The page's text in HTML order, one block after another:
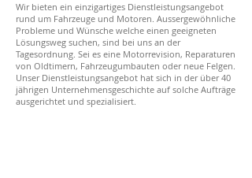
Wir bieten ein einzigartiges Dienstleistungsangebot
rund um Fahrzeuge und Motoren. Aussergewöhnliche
Probleme und Wünsche welche einen geeigneten
Lösungsweg suchen, sind bei uns an der
Tagesordnung. Sei es eine Motorrevision, Reparaturen
von Oldtimern, Fahrzeugumbauten oder neue Felgen.
Unser Dienstleistungsangebot hat sich in der über 40
jährigen Unternehmensgeschichte auf solche Aufträge
ausgerichtet und spezialisiert.